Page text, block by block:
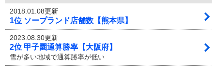
2018.01.08更新
1位 ソープランド店舗数【熊本県】
2023.08.30更新
2位 甲子園通算勝率【大阪府】
雪が多い地域で通算勝率が低い